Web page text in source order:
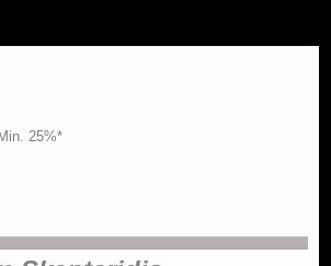
25%*